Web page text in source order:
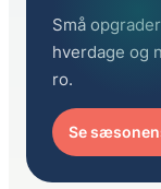
Små
hverdage og
ro.
Se